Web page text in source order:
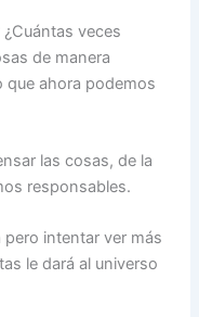
veces
de manera
que ahora podemos
las cosas, de la
responsables.
intentar ver más
le dará al universo